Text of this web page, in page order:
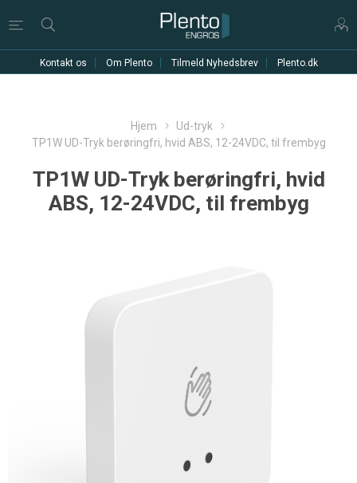
Kontakt os Om Plento Tilmeld Nyhedsbrev Plento.dk
Hjem
Ud-tryk
TP1W UD-Tryk berøringfri, hvid ABS, 12-24VDC, til frembyg
TP1W UD-Tryk berøringfri, hvid
ABS, 12-24VDC, til frembyg